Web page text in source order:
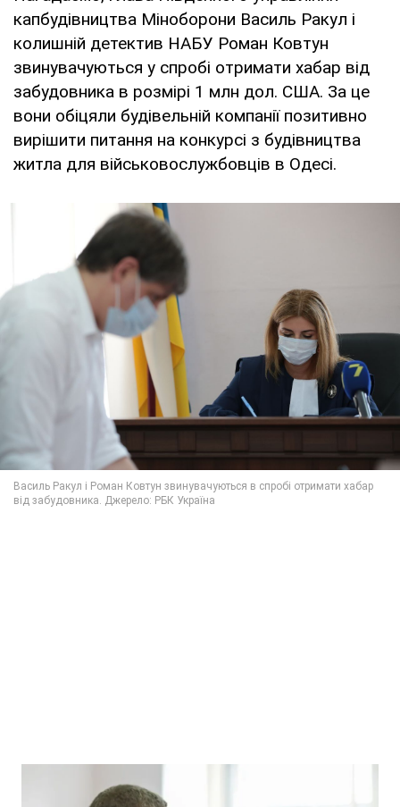
капбудівництва Міноборони Василь Ракул і
колишній детектив НАБУ Роман Ковтун
звинувачуються у спробі отримати хабар від
забудовника в розмірі 1 млн дол. США. За це
вони обіцяли будівельній компанії позитивно
вирішити питання на конкурсі з будівництва
житла для військовослужбовців в Одесі.